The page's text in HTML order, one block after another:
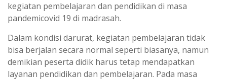
kegiatan pembelajaran dan pendidikan di masa
pandemicovid 19 di madrasah.
Dalam kondisi darurat, kegiatan pembelajaran tidak
bisa berjalan secara normal seperti biasanya, namun
demikian peserta didik harus tetap mendapatkan
layanan pendidikan dan pembelajaran. Pada masa